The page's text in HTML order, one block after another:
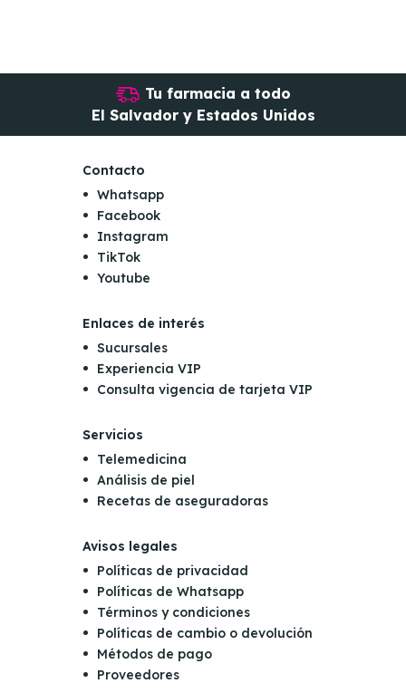
Tu farmacia a todo
El Salvador y Estados Unidos
Contacto
Whatsapp
Facebook
Instagram
TikTok
Youtube
Enlaces de interés
Sucursales
Experiencia VIP
Consulta vigencia de tarjeta VIP
Servicios
Telemedicina
Análisis de piel
Recetas de aseguradoras
Avisos legales
Políticas de privacidad
Políticas de Whatsapp
Términos y condiciones
Políticas de cambio o devolución
Métodos de pago
Proveedores